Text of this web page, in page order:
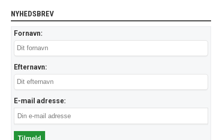
NYHEDSBREV
Fornavn:
Efternavn:
E-mail adresse: